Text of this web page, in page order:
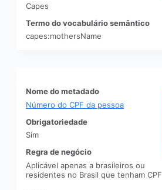
Capes
Termo do vocabulário semântico
capes:mothersName
Nome do metadado
Número do CPF da pessoa
Obrigatoriedade
Sim
Regra de negócio
Aplicável apenas a brasileiros ou
residentes no Brasil que tenham CPF